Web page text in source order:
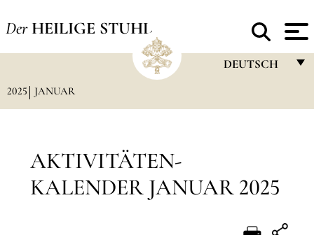
Der HEILIGE STUHL
DEUTSCH
DEUTSCH
2025 JANUAR
AKTIVITÄTEN-
KALENDER JANUAR 2025